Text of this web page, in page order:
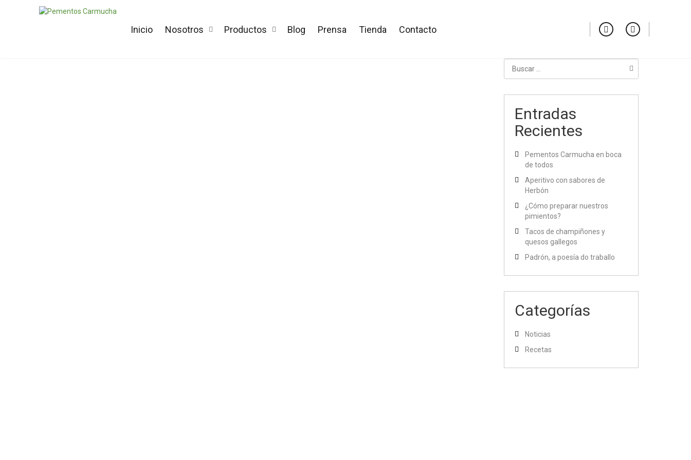
Inicio Nosotros Productos Blog Prensa Tienda Contacto
Entradas
Recientes
Pementos Carmucha en boca
de todos
Aperitivo con sabores de
Herbón
¿Cómo preparar nuestros
pimientos?
Tacos de champiñones y
quesos gallegos
Padrón, a poesía do traballo
Categorías
Noticias
Recetas